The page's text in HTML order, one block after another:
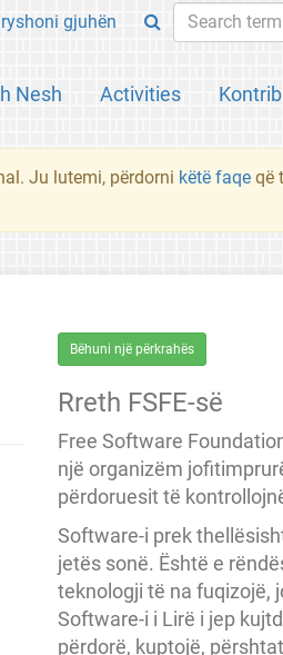
Nesh Activities
gjuhën
Ju lutemi, përdorni këtë faqe që
Bëhuni një përkrahës
Rreth FSFE-së
Free Software
një organizëm
përdoruesit të
Software-i prek
jetës sonë. Është e
teknologji të na fuqizojë,
Software-i i Lirë i jep
përdorë, kuptojë,